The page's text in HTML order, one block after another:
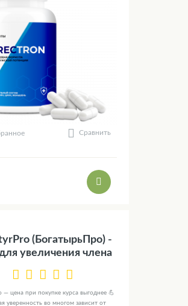
Сравнить
(БогатырьПро) -
увеличения члена
— цена при покупке курса выгоднее 💪
уверенность во многом зависит от